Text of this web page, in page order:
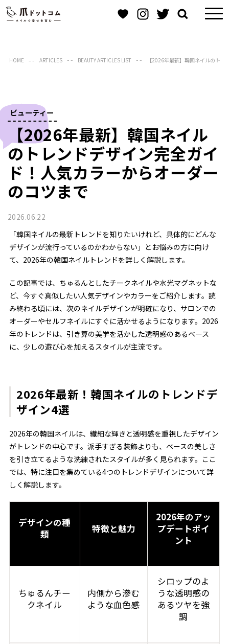
HOME ARTICLES BEAUTY ARTICLES LIST 【2026年最新】韓国ネイルのト
ビューティー
【2026年最新】韓国ネイル
のトレンドデザイン完全ガイ
ド！人気カラーからオーダー
のコツまで
2026.06.22
「韓国ネイルの最新トレンドを知りたいけれど、具体的にどんな
デザインが流行っているのかわからない」とお悩みの方に向け
て、2026年の韓国ネイルトレンドを詳しく解説します。
この記事では、ちゅるんとしたチークネイルや水光マグネットな
ど、今すぐ真似したい人気デザインやカラーをご紹介します。読
み終わる頃には、次のネイルデザインが明確になり、サロンでの
オーダーやセルフネイルにすぐに活かせるようになります。2026
年のトレンドは、引き算の美学を活かした透明感のあるベース
に、少しの遊び心を加えるスタイルが主流です。
2026年最新！韓国ネイルのトレンドデ
ザイン4選
2026年の韓国ネイルは、繊細な輝きと透明感を重視したデザイン
がトレンドの中心です。派手すぎる装飾よりも、ベースの美しさ
を引き立てるような洗練されたスタイルが多く見られます。ここ
では、特に注目を集めている4つのトレンドデザインについて詳
しく解説します。
デザインの種
類
特徴と魅力
2026年のアッ
プデートポイ
ント
ちゅるんチー
クネイル
内側から滲む
ような血色感
シロップのよ
うな透明感の
あるツヤを強
調